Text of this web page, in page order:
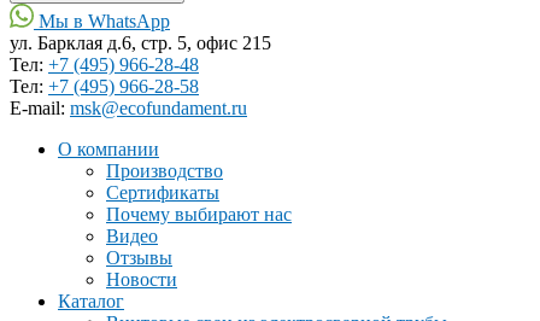
Мы в WhatsApp
ул. Барклая д.6, стр. 5, офис 215
Тел: +7 (495) 966-28-48
Тел: +7 (495) 966-28-58
Е-mail: msk@ecofundament.ru
О компании
Производство
Сертификаты
Почему выбирают нас
Видео
Отзывы
Новости
Каталог